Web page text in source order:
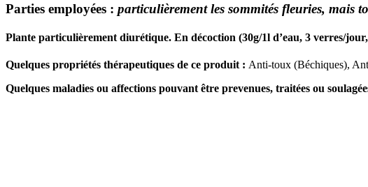
Parties employées : particulièrement les sommités fleuries, mais
Plante particulièrement diurétique. En décoction (30g/1l d’eau, 3 verres/
Quelques propriétés thérapeutiques de ce produit : Anti-toux (Béchiques),
Quelques maladies ou affections pouvant être prevenues, traitées ou